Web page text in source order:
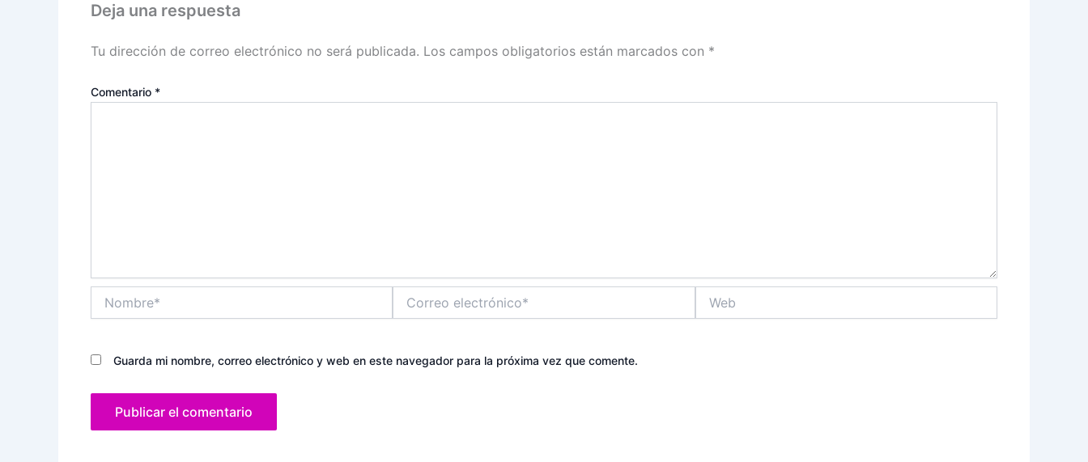
Deja una respuesta
Tu dirección de correo electrónico no será publicada. Los campos obligatorios están marcados con *
Comentario *
electrónico*
Guarda mi nombre, correo electrónico y web en este navegador para la próxima vez que comente.